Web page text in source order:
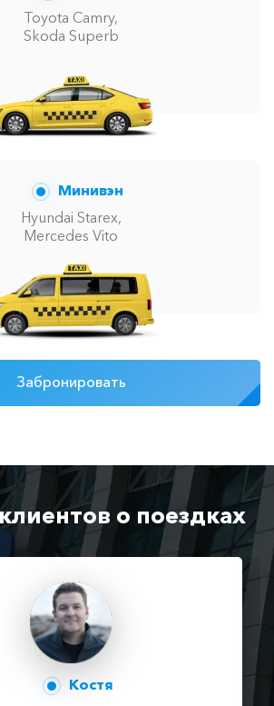
Toyota Camry,
Skoda Superb
Минивэн
Hyundai Starex,
Mercedes Vito
Забронировать
о поездках
Костя